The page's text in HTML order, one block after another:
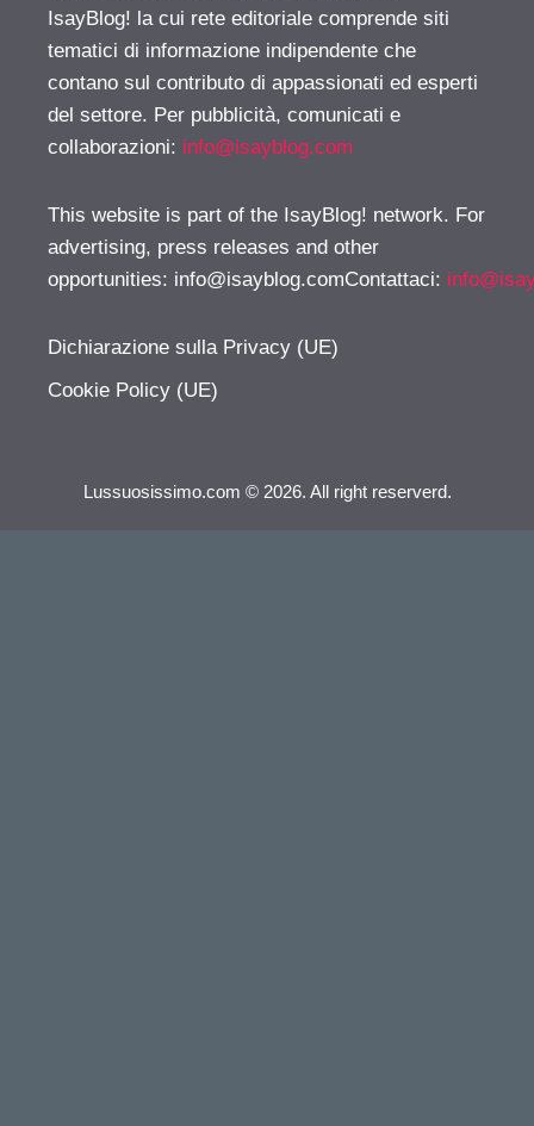
IsayBlog! la cui rete editoriale comprende siti
tematici di informazione indipendente che
contano sul contributo di appassionati ed esperti
del settore. Per pubblicità, comunicati e
collaborazioni: info@isayblog.com
This website is part of the IsayBlog! network. For
advertising, press releases and other
opportunities: info@isayblog.comContattaci:
Dichiarazione sulla Privacy (UE)
Cookie Policy (UE)
Lussuosissimo.com © 2026. All right reserverd.